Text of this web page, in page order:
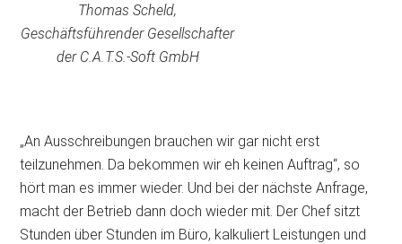
Thomas Scheld,
Geschäftsführender Gesellschafter
der C.A.T.S.-Soft GmbH
„An Ausschreibungen brauchen wir gar nicht erst
teilzunehmen. Da bekommen wir eh keinen Auftrag“, so
hört man es immer wieder. Und bei der nächste Anfrage,
macht der Betrieb dann doch wieder mit. Der Chef sitzt
Stunden über Stunden im Büro, kalkuliert Leistungen und